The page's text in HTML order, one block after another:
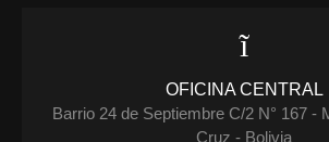
OFICINA CENTRAL
Barrio 24 de Septiembre C/2 N° 167 -
Cruz - Bolivia